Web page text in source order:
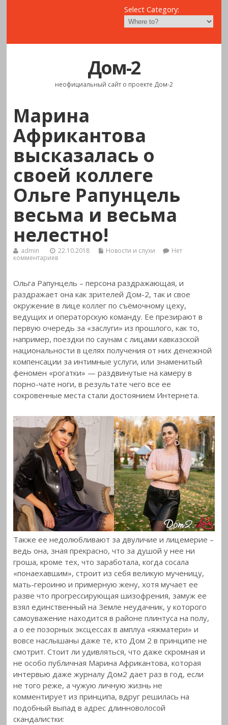
Select Category:
Дом-2
неофициальный сайт о проекте Дом-2
Марина
Африкантова
высказалась о
своей коллеге
Ольге Рапунцель
весьма и весьма
нелестно!
admin 22.10.2018 Новости и слухи
Нет
комментариев
Ольга Рапунцель – персона раздражающая, и
раздражает она как зрителей Дом-2, так и свое
окружение в лице коллег по съёмочному цеху,
ведущих и операторскую команду. Ее презирают в
первую очередь за «заслуги» из прошлого, как то,
например, поездки по саунам с лицами кавказской
национальности в целях получения от них денежной
компенсации за интимные услуги, или знаменитый
феномен «рогатки» — раздвинутые на камеру в
порно-чате ноги, в результате чего все ее
сокровенные места стали достоянием Интернета.
Также ее недолюбливают за двуличие и лицемерие –
ведь она, зная прекрасно, что за душой у нее ни
гроша, кроме тех, что заработала, когда сосала
«понаехавшим», строит из себя великую мученицу,
мать-героиню и примерную жену, хотя мучает ее
разве что прогрессирующая шизофрения, замуж ее
взял единственный на Земле неудачник, у которого
самоуважение находится в районе плинтуса на полу,
а о ее позорных эксцессах в амплуа «яжматери» и
вовсе наслышаны даже те, кто Дом 2 в принципе не
смотрит. Стоит ли удивляться, что даже скромная и
не особо публичная Марина Африкантова, которая
интервью даже журналу Дом2 дает раз в год, если
не того реже, а чужую личную жизнь не
комментирует из принципа, вдруг решилась на
подобный выпад в адрес длинноволосой
скандалистки: